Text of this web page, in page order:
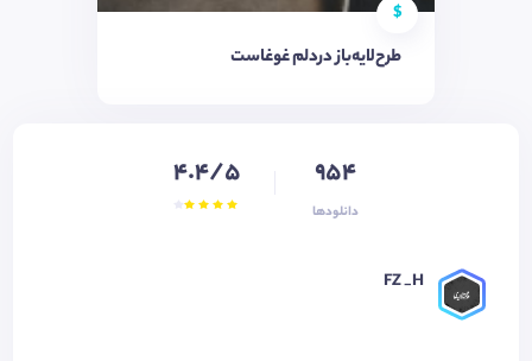
$
طرح‌لایه‌باز دردلم غوغاست
954
دانلودها
4.4/5
FZ _H